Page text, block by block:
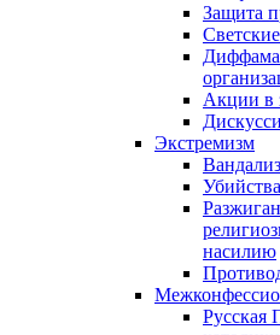
Защита
Акции в
Экстремизм
насилию
Русская